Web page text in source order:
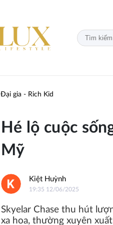
Đại gia - Rich Kid
Hé lộ cuộc
Mỹ
Kiệt Huỳnh
19:35 12/06/2025
Skyelar Chase thu hút
xa hoa, thường xuyên